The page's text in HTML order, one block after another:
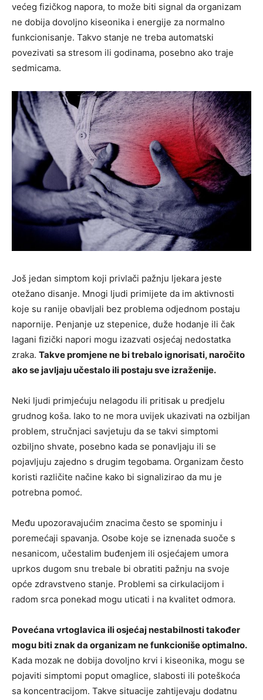
većeg fizičkog napora, to može biti signal da organizam
ne dobija dovoljno kiseonika i energije za normalno
funkcionisanje. Takvo stanje ne treba automatski
povezivati sa stresom ili godinama, posebno ako traje
sedmicama.
Još jedan simptom koji privlači pažnju ljekara jeste
otežano disanje. Mnogi ljudi primijete da im aktivnosti
koje su ranije obavljali bez problema odjednom postaju
napornije. Penjanje uz stepenice, duže hodanje ili čak
lagani fizički napori mogu izazvati osjećaj nedostatka
zraka. Takve promjene ne bi trebalo ignorisati, naročito
ako se javljaju učestalo ili postaju sve izraženije.
Neki ljudi primjećuju nelagodu ili pritisak u predjelu
grudnog koša. Iako to ne mora uvijek ukazivati na ozbiljan
problem, stručnjaci savjetuju da se takvi simptomi
ozbiljno shvate, posebno kada se ponavljaju ili se
pojavljuju zajedno s drugim tegobama. Organizam često
koristi različite načine kako bi signalizirao da mu je
potrebna pomoć.
Među upozoravajućim znacima često se spominju i
poremećaji spavanja. Osobe koje se iznenada suoče s
nesanicom, učestalim buđenjem ili osjećajem umora
uprkos dugom snu trebale bi obratiti pažnju na svoje
opće zdravstveno stanje. Problemi sa cirkulacijom i
radom srca ponekad mogu uticati i na kvalitet odmora.
Povećana vrtoglavica ili osjećaj nestabilnosti također
mogu biti znak da organizam ne funkcioniše optimalno.
Kada mozak ne dobija dovoljno krvi i kiseonika, mogu se
pojaviti simptomi poput omaglice, slabosti ili poteškoća
sa koncentracijom. Takve situacije zahtijevaju dodatnu